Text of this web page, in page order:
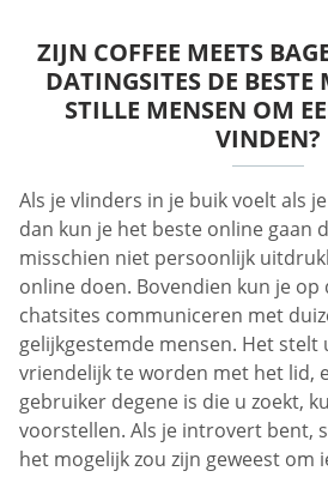
ZIJN COFFEE MEETS
DATINGSITES DE
STILLE MENSEN OM
VINDEN?
Als je vlinders in je buik voelt als
dan kun je het beste online gaan
misschien niet persoonlijk
online doen. Bovendien kun je
chatsites communiceren met
gelijkgestemde mensen. Het stelt
vriendelijk te worden met het lid,
gebruiker degene is die u zoekt,
voorstellen. Als je introvert bent,
het mogelijk zou zijn geweest om